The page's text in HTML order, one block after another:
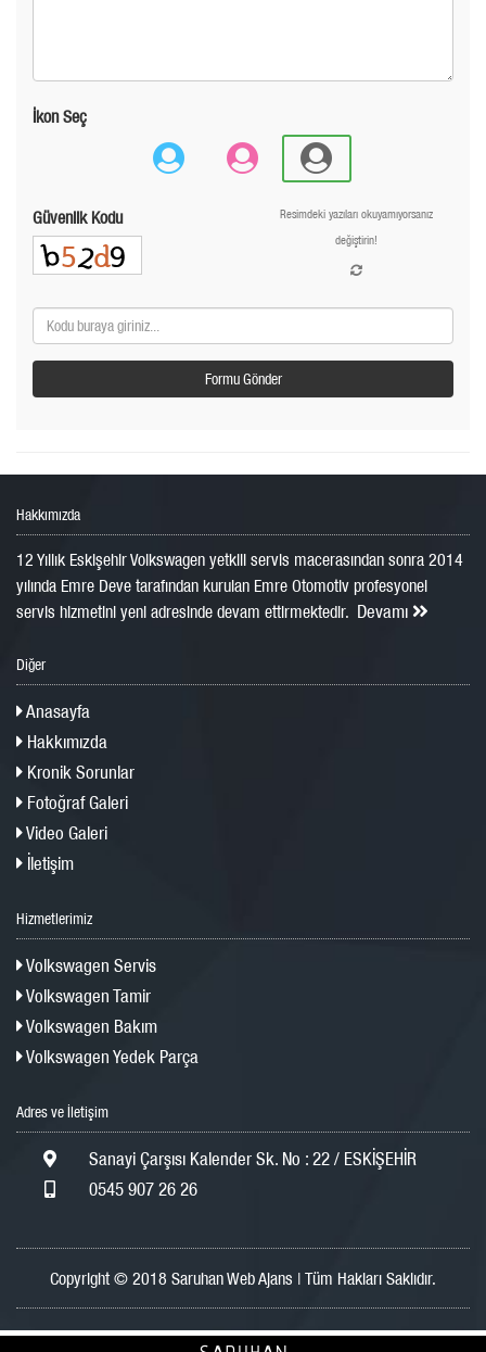
İkon Seç
Güvenlik Kodu
Resimdeki yazıları okuyamıyorsanız
değiştirin!
Hakkımızda
12 Yıllık Eskişehir Volkswagen yetkili servis macerasından sonra 2014
yılında Emre Deve tarafından kurulan Emre Otomotiv profesyonel
servis hizmetini yeni adresinde devam ettirmektedir. Devamı
Diğer
Anasayfa
Hakkımızda
Kronik Sorunlar
Fotoğraf Galeri
Video Galeri
İletişim
Hizmetlerimiz
Volkswagen Servis
Volkswagen Tamir
Volkswagen Bakım
Volkswagen Yedek Parça
Adres ve İletişim
Sanayi Çarşısı Kalender Sk. No : 22 / ESKİŞEHİR
0545 907 26 26
Copyright © 2018 Saruhan Web Ajans | Tüm Hakları Saklıdır.